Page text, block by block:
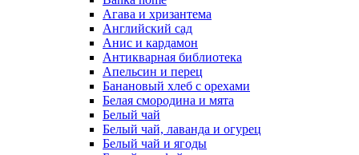
Агава и хризантема
Английский сад
Анис и кардамон
Антикварная библиотека
Апельсин и перец
Банановый хлеб с орехами
Белая смородина и мята
Белый чай
Белый чай, лаванда и огурец
Белый чай и ягоды